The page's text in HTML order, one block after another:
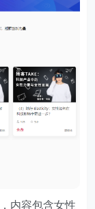
，内容包含女性